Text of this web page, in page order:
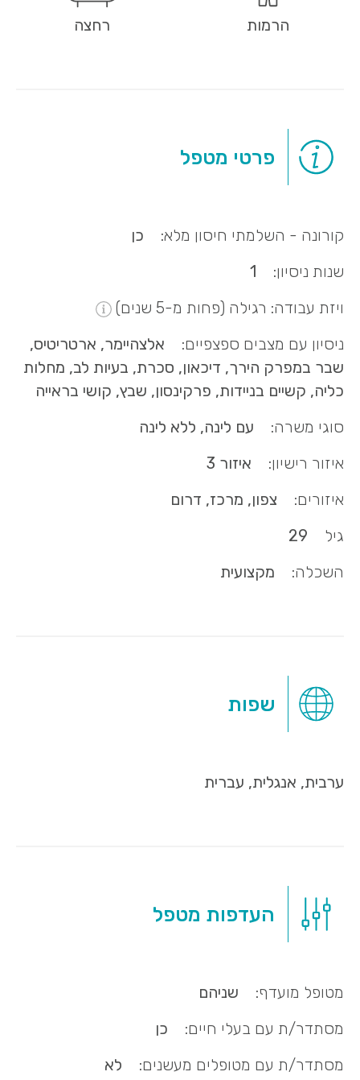
הרמות רחצה
פרטי מטפל
קורונה - השלמתי חיסון מלא:
כן
שנות ניסיון:
1
ויזת עבודה: רגילה (פחות מ-5 שנים)
ניסיון עם מצבים ספצפיים:
אלצהיימר, ארטריטיס,
שבר במפרק הירך, דיכאון, סכרת, בעיות לב, מחלות
כליה, קשיים בניידות, פרקינסון, שבץ, קושי בראייה
סוגי משרה:
עם לינה, ללא לינה
איזור רישיון:
איזור 3
איזורים:
צפון, מרכז, דרום
גיל
29
השכלה:
מקצועית
שפות
ערבית, אנגלית, עברית
העדפות מטפל
מטופל מועדף:
שניהם
מסתדר/ת עם בעלי חיים:
כן
מסתדר/ת עם מטופלים מעשנים:
לא